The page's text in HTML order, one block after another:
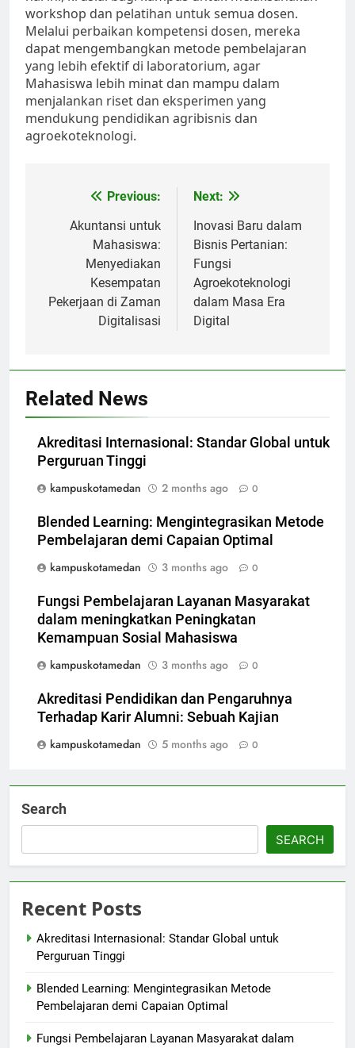
workshop dan pelatihan untuk semua dosen.
Melalui perbaikan kompetensi dosen, mereka
dapat mengembangkan metode pembelajaran
yang lebih efektif di laboratorium, agar
Mahasiswa lebih minat dan mampu dalam
menjalankan riset dan eksperimen yang
mendukung pendidikan agribisnis dan
agroekoteknologi.
navigation
Previous:
Akuntansi untuk
Mahasiswa:
Menyediakan
Kesempatan
Pekerjaan di Zaman
Digitalisasi
Next:
Inovasi Baru dalam
Bisnis Pertanian:
Fungsi
Agroekoteknologi
dalam Masa Era
Digital
Related News
Akreditasi Internasional: Standar Global untuk
Perguruan Tinggi
kampuskotamedan
2 months ago 0
Blended Learning: Mengintegrasikan Metode
Pembelajaran demi Capaian Optimal
kampuskotamedan
3 months ago 0
Fungsi Pembelajaran Layanan Masyarakat
dalam meningkatkan Peningkatan
Kemampuan Sosial Mahasiswa
kampuskotamedan
3 months ago 0
Akreditasi Pendidikan dan Pengaruhnya
Terhadap Karir Alumni: Sebuah Kajian
kampuskotamedan
5 months ago 0
Search
SEARCH
Recent Posts
Akreditasi Internasional: Standar Global untuk
Perguruan Tinggi
Blended Learning: Mengintegrasikan Metode
Pembelajaran demi Capaian Optimal
Fungsi Pembelajaran Layanan Masyarakat dalam